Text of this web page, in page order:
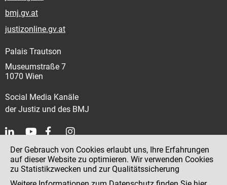
bmj.gv.at
justizonline.gv.at
Palais Trautson
Museumstraße 7
1070 Wien
Social Media Kanäle
der Justiz und des BMJ
Kontakt
Impressum
Der Gebrauch von Cookies erlaubt uns, Ihre Erfahrungen
auf dieser Website zu optimieren. Wir verwenden Cookies
zu Statistikzwecken und zur Qualitätssicherung